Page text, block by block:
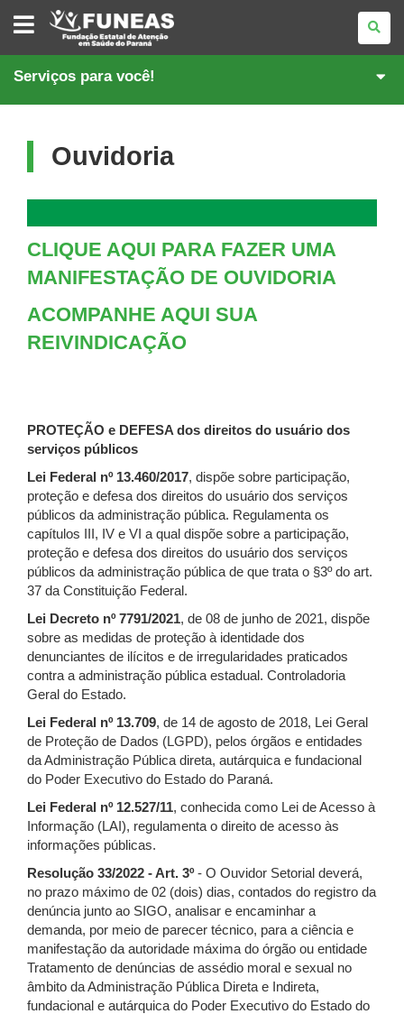
FUNDAÇÃO
ESTATAL
DE
ATENÇÃO
SAÚDE
PARANÁ
Serviços para você!
Ouvidoria
CLIQUE AQUI PARA FAZER UMA
MANIFESTAÇÃO DE OUVIDORIA
ACOMPANHE AQUI SUA
REIVINDICAÇÃO
PROTEÇÃO e DEFESA dos direitos do usuário dos
serviços públicos
Lei Federal nº 13.460/2017, dispõe sobre participação,
proteção e defesa dos direitos do usuário dos serviços
públicos da administração pública. Regulamenta os
capítulos III, IV e VI a qual dispõe sobre a participação,
proteção e defesa dos direitos do usuário dos serviços
públicos da administração pública de que trata o §3º do art.
37 da Constituição Federal.
Lei Decreto nº 7791/2021, de 08 de junho de 2021, dispõe
sobre as medidas de proteção à identidade dos
denunciantes de ilícitos e de irregularidades praticados
contra a administração pública estadual. Controladoria
Geral do Estado.
Lei Federal nº 13.709, de 14 de agosto de 2018, Lei Geral
de Proteção de Dados (LGPD), pelos órgãos e entidades
da Administração Pública direta, autárquica e fundacional
do Poder Executivo do Estado do Paraná.
Lei Federal nº 12.527/11, conhecida como Lei de Acesso à
Informação (LAI), regulamenta o direito de acesso às
informações públicas.
Resolução 33/2022 - Art. 3º- O Ouvidor Setorial deverá,
no prazo máximo de 02 (dois) dias, contados do registro da
denúncia junto ao SIGO, analisar e encaminhar a
demanda, por meio de parecer técnico, para a ciência e
manifestação da autoridade máxima do órgão ou entidade
Tratamento de denúncias de assédio moral e sexual no
âmbito da Administração Pública Direta e Indireta,
fundacional e autárquica do Poder Executivo do Estado do